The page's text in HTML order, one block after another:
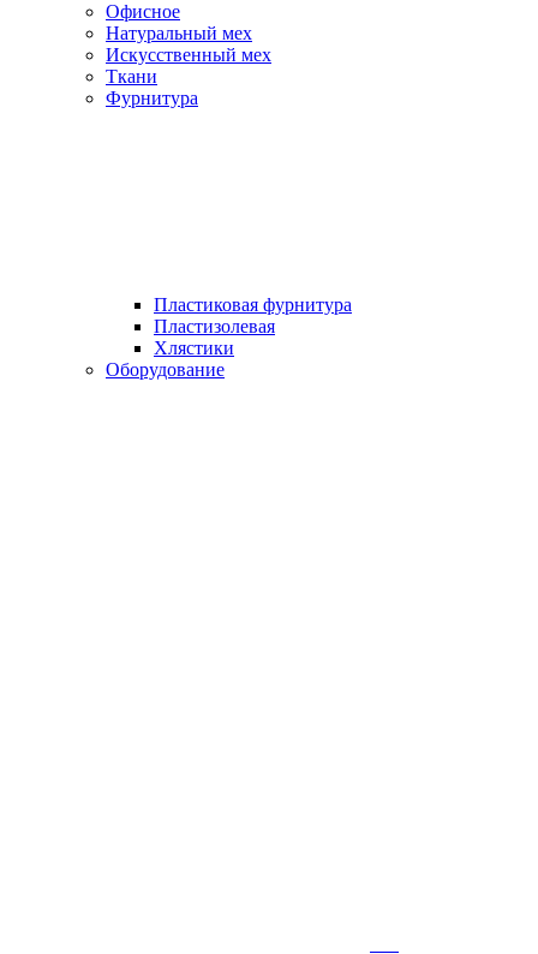
Офисное
Натуральный мех
Искусственный мех
Ткани
Фурнитура
Пластиковая фурнитура
Пластизолевая
Хлястики
Оборудование